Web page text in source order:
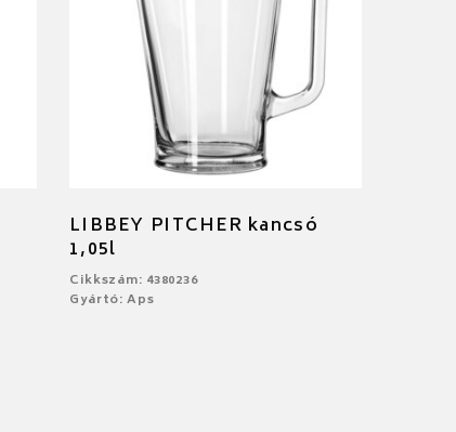
LIBBEY PITCHER kancsó
1,05l
Cikkszám: 4380236
Gyártó: Aps